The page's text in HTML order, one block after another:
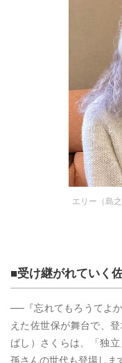
エリー（島
■受け継がれていく
──『忘れてもろうてよ
えた佐世保が舞台で、
ばし）さくらは、「独
孫さんの世代も登場しま